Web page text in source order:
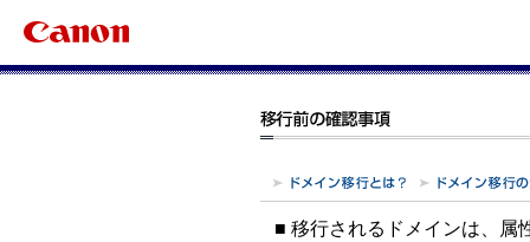
■ 移行されるドメインは、属